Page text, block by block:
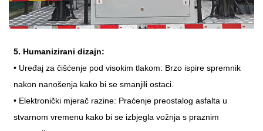
5. Humanizirani dizajn:
• Uređaj za čišćenje pod visokim tlakom: Brzo ispire spremnik
nakon nanošenja kako bi se smanjili ostaci.
• Elektronički mjerač razine: Praćenje preostalog asfalta u
stvarnom vremenu kako bi se izbjegla vožnja s praznim